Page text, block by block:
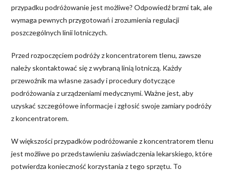
przypadku podróżowanie jest możliwe? Odpowiedź brzmi tak, ale
wymaga pewnych przygotowań i zrozumienia regulacji
poszczególnych linii lotniczych.
Przed rozpoczęciem podróży z koncentratorem tlenu, zawsze
należy skontaktować się z wybraną linią lotniczą. Każdy
przewoźnik ma własne zasady i procedury dotyczące
podróżowania z urządzeniami medycznymi. Ważne jest, aby
uzyskać szczegółowe informacje i zgłosić swoje zamiary podróży
z koncentratorem.
W większości przypadków podróżowanie z koncentratorem tlenu
jest możliwe po przedstawieniu zaświadczenia lekarskiego, które
potwierdza konieczność korzystania z tego sprzętu. To